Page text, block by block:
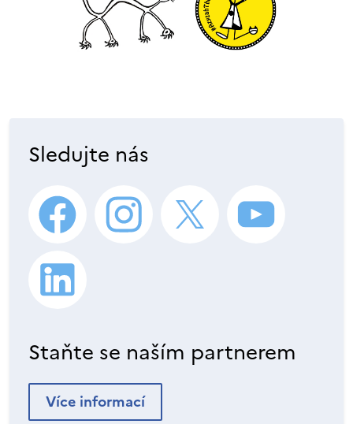
Sledujte nás
Staňte se naším partnerem
Více informací